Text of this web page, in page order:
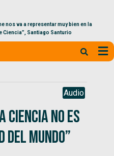
nos va a representar muy bien en la
Ciencia”, Santiago Santurio
Audio
ciencia no es
mundo”